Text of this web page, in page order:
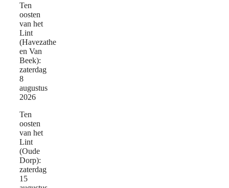
Ten
oosten
van het
Lint
(Havezathe
en Van
Beek):
zaterdag
8
augustus
2026
Ten
oosten
van het
Lint
(Oude
Dorp):
zaterdag
15